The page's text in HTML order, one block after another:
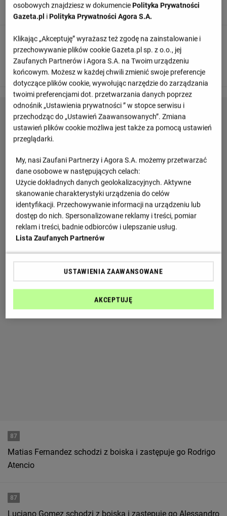
To już wszystko! Sędzia odgwizduje koniec meczu.
90+ 5'
Atletico Tucuman wykonuje zmianę. Lautaro Godoy
schodzi z boiska a wchodzi Kevin Ortiz.
87
Matias Fernandez schodzi z boiska i zastępuje go Rodrigo
Atencio
87
Luciano Gomez schodzi z boiska i zastępuje go Alessandro
osobowych znajdziesz w dokumenciePolityka Prywatności
Gazeta.pl iPolityka Prywatności Agora S.A.
Klikając „Akceptuję” wyrażasz też zgodę na zainstalowanie i
przechowywanie plików cookie Gazeta.pl sp. z o.o., jej
Zaufanych Partnerów i Agora S.A. na Twoim urządzeniu
końcowym. Możesz w każdej chwili zmienić swoje preferencje
dotyczące plików cookie, wywołując narzędzie do zarządzania
twoimi preferencjami dot. przetwarzania danych poprzez
odnośnik „Ustawienia prywatności ” w stopce serwisu i
przechodząc do „Ustawień Zaawansowanych”. Zmiana
ustawień plików cookie możliwa jest także za pomocą ustawień
przeglądarki.
My, nasi Zaufani Partnerzy i Agora S.A. możemy przetwarzać
dane osobowe w następujących celach:
Użycie dokładnych danych geolokalizacyjnych. Aktywne
skanowanie charakterystyki urządzenia do celów
identyfikacji. Przechowywanie informacji na urządzeniu lub
dostęp do nich. Spersonalizowane reklamy i treści, pomiar
reklam i treści, badnie odbiorców i ulepszanie usług.
Lista Zaufanych Partnerów
USTAWIENIA ZAAWANSOWANE
AKCEPTUJĘ